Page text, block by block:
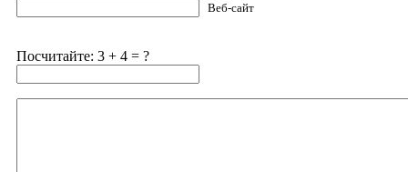
Веб-сайт
Посчитайте: 3 + 4 = ?